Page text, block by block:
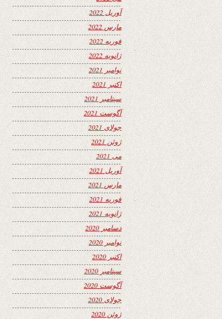
آوریل 2022
مارس 2022
فوریه 2022
ژانویه 2022
نوامبر 2021
اکتبر 2021
سپتامبر 2021
آگوست 2021
جولای 2021
ژوئن 2021
می 2021
آوریل 2021
مارس 2021
فوریه 2021
ژانویه 2021
دسامبر 2020
نوامبر 2020
اکتبر 2020
سپتامبر 2020
آگوست 2020
جولای 2020
ژوئن 2020